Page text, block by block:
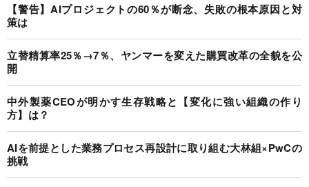
【警告】AIプロジェクトの60％が断念、失敗の根本原因と対
策は
立替精算率25％→7％、ヤンマーを変えた購買改革の全貌を公
開
中外製薬CEOが明かす生存戦略と【変化に強い組織の作り
方】は？
AIを前提とした業務プロセス再設計に取り組む大林組×PwCの
挑戦